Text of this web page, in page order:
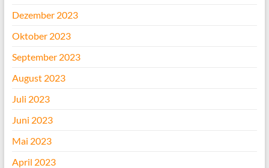
Dezember 2023
Oktober 2023
September 2023
August 2023
Juli 2023
Juni 2023
Mai 2023
April 2023